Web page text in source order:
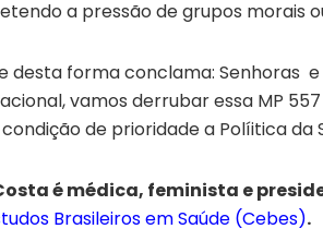
a pressão de grupos morais
desta forma conclama: Senhoras
vamos derrubar essa MP
de prioridade a Políitica da
é médica, feminista e
Brasileiros em Saúde (Cebes).